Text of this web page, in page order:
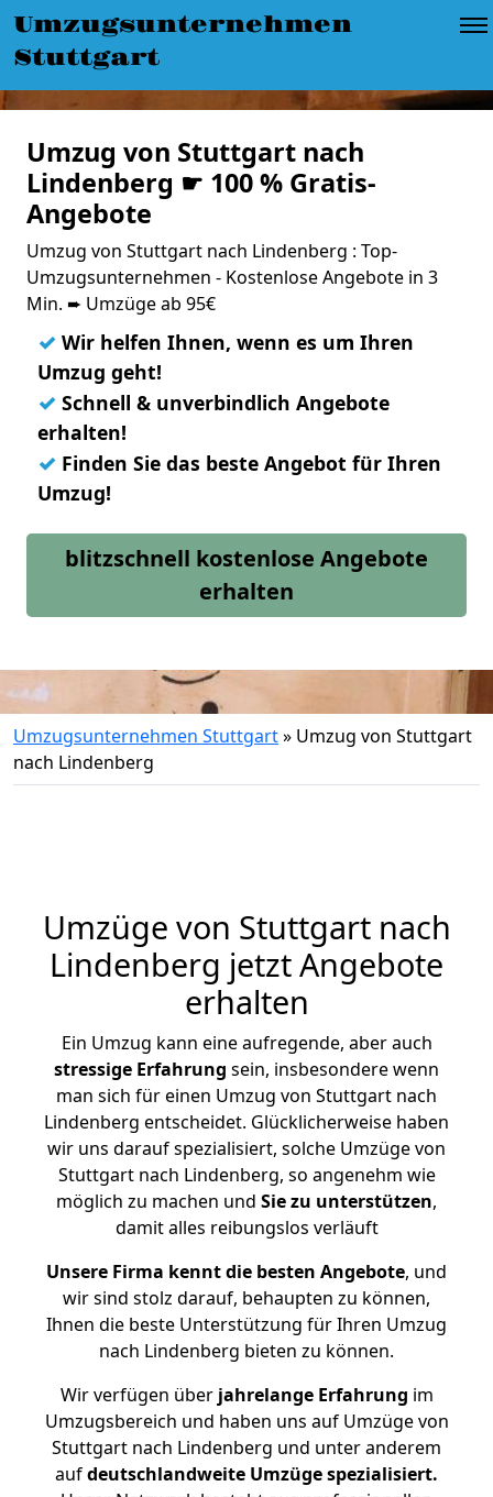
Umzugsunternehmen
Stuttgart
Umzug von Stuttgart nach
Lindenberg ☛ 100 % Gratis-
Angebote
Umzug von Stuttgart nach Lindenberg : Top-
Umzugsunternehmen - Kostenlose Angebote in 3
Min. ➨ Umzüge ab 95€
✓ Wir helfen Ihnen, wenn es um Ihren
Umzug geht!
✓ Schnell & unverbindlich Angebote
erhalten!
✓ Finden Sie das beste Angebot für Ihren
Umzug!
blitzschnell kostenlose Angebote
erhalten
Umzugsunternehmen Stuttgart» Umzug von Stuttgart
nach Lindenberg
Umzüge von Stuttgart nach
Lindenberg jetzt Angebote
erhalten
Ein Umzug kann eine aufregende, aber auch
stressige Erfahrung sein, insbesondere wenn
man sich für einen Umzug von Stuttgart nach
Lindenberg entscheidet. Glücklicherweise haben
wir uns darauf spezialisiert, solche Umzüge von
Stuttgart nach Lindenberg, so angenehm wie
möglich zu machen und Sie zu unterstützen,
damit alles reibungslos verläuft
Unsere Firma kennt die besten Angebote, und
wir sind stolz darauf, behaupten zu können,
Ihnen die beste Unterstützung für Ihren Umzug
nach Lindenberg bieten zu können.
Wir verfügen überjahrelange Erfahrung im
Umzugsbereich und haben uns auf Umzüge von
Stuttgart nach Lindenberg und unter anderem
aufdeutschlandweite Umzüge spezialisiert.